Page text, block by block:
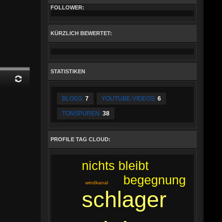
FOLLOWER:
KÜRZLICH BEWERTET:
STATISTIKEN
BLOGS: 7 YOUTUBE-VIDEOS: 6
TONSPUREN: 38
PROFILE TAG CLOUD:
schlager
begegnung
nichts bleibt
windkanal